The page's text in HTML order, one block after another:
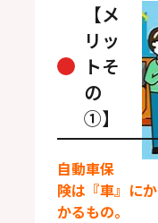
【メ
リッ
トそ
の
①】
自動車保
険は『車』に
かるもの。